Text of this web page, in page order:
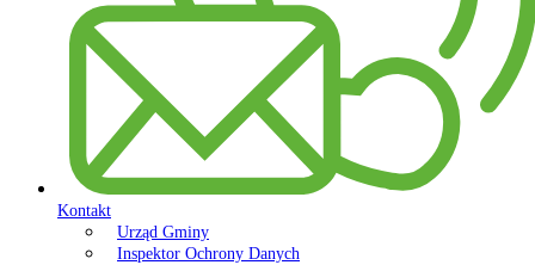
Kontakt
Urząd Gminy
Inspektor Ochrony Danych